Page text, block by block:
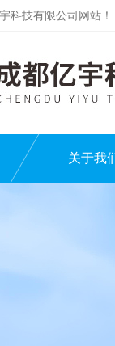
科技有限公司网站！
关于我